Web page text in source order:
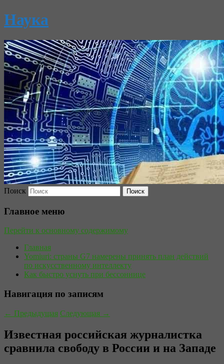
Наука
Поиск
Главное меню
Перейти к основному содержимому
Главная
Yomiuri: страны G7 намерены принять план действий
по искусственному интеллекту
Как быстро уснуть при бессоннице
Навигация по записям
← Предыдущая Следующая →
Известная российская журналистка
сравнила свободу в России и на Западе